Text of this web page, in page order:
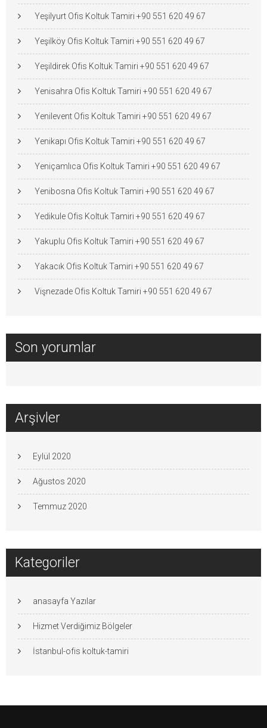
Yeşilyurt Ofis Koltuk Tamiri +90 551 620 49 67
Yeşilköy Ofis Koltuk Tamiri +90 551 620 49 67
Yeşildirek Ofis Koltuk Tamiri +90 551 620 49 67
Yenisahra Ofis Koltuk Tamiri +90 551 620 49 67
Yenilevent Ofis Koltuk Tamiri +90 551 620 49 67
Yenikapı Ofis Koltuk Tamiri +90 551 620 49 67
Yeniçamlıca Ofis Koltuk Tamiri +90 551 620 49 67
Yenibosna Ofis Koltuk Tamiri +90 551 620 49 67
Yedikule Ofis Koltuk Tamiri +90 551 620 49 67
Yakuplu Ofis Koltuk Tamiri +90 551 620 49 67
Yakacık Ofis Koltuk Tamiri +90 551 620 49 67
Vişnezade Ofis Koltuk Tamiri +90 551 620 49 67
Son yorumlar
Arşivler
Eylül 2020
Ağustos 2020
Temmuz 2020
Kategoriler
anasayfa Yazılar
Hizmet Verdiğimiz Bölgeler
İstanbul-ofis koltuk-tamiri